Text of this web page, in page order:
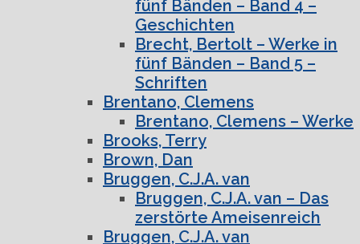
fünf Bänden – Band 4 –
Geschichten
Brecht, Bertolt – Werke in
fünf Bänden – Band 5 –
Schriften
Brentano, Clemens
Brentano, Clemens – Werke
Brooks, Terry
Brown, Dan
Bruggen, C.J.A. van
Bruggen, C.J.A. van – Das
zerstörte Ameisenreich
Bruggen, C.J.A. van